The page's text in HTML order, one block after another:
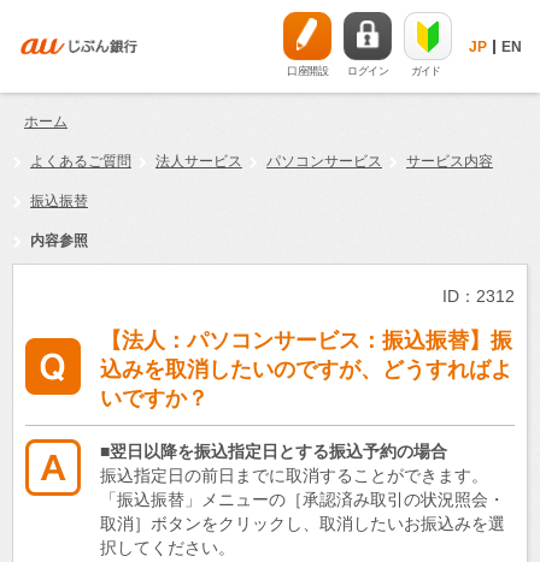
口座開設 ログイン ガイド
JP EN
ホーム
よくあるご質問 法人サービス パソコンサービス サービス内容
振込振替
内容参照
ID：2312
【法人：パソコンサービス：振込振替】振
込みを取消したいのですが、どうすればよ
いですか？
■翌日以降を振込指定日とする振込予約の場合
振込指定日の前日までに取消することができます。
「振込振替」メニューの［承認済み取引の状況照会・
取消］ボタンをクリックし、取消したいお振込みを選
択してください。